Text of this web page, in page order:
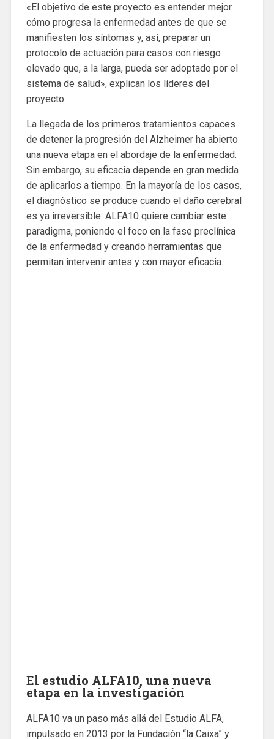
«El objetivo de este proyecto es entender mejor
cómo progresa la enfermedad antes de que se
manifiesten los síntomas y, así, preparar un
protocolo de actuación para casos con riesgo
elevado que, a la larga, pueda ser adoptado por el
sistema de salud», explican los líderes del
proyecto.
La llegada de los primeros tratamientos capaces
de detener la progresión del Alzheimer ha abierto
una nueva etapa en el abordaje de la enfermedad.
Sin embargo, su eficacia depende en gran medida
de aplicarlos a tiempo. En la mayoría de los casos,
el diagnóstico se produce cuando el daño cerebral
es ya irreversible. ALFA10 quiere cambiar este
paradigma, poniendo el foco en la fase preclínica
de la enfermedad y creando herramientas que
permitan intervenir antes y con mayor eficacia.
El estudio ALFA10, una nueva
etapa en la investigación
ALFA10 va un paso más allá del Estudio ALFA,
impulsado en 2013 por la Fundación “la Caixa” y